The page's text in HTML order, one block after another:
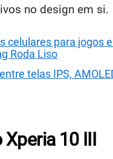
no design em si.
celulares para jogos
Roda Liso
telas IPS,
10 III